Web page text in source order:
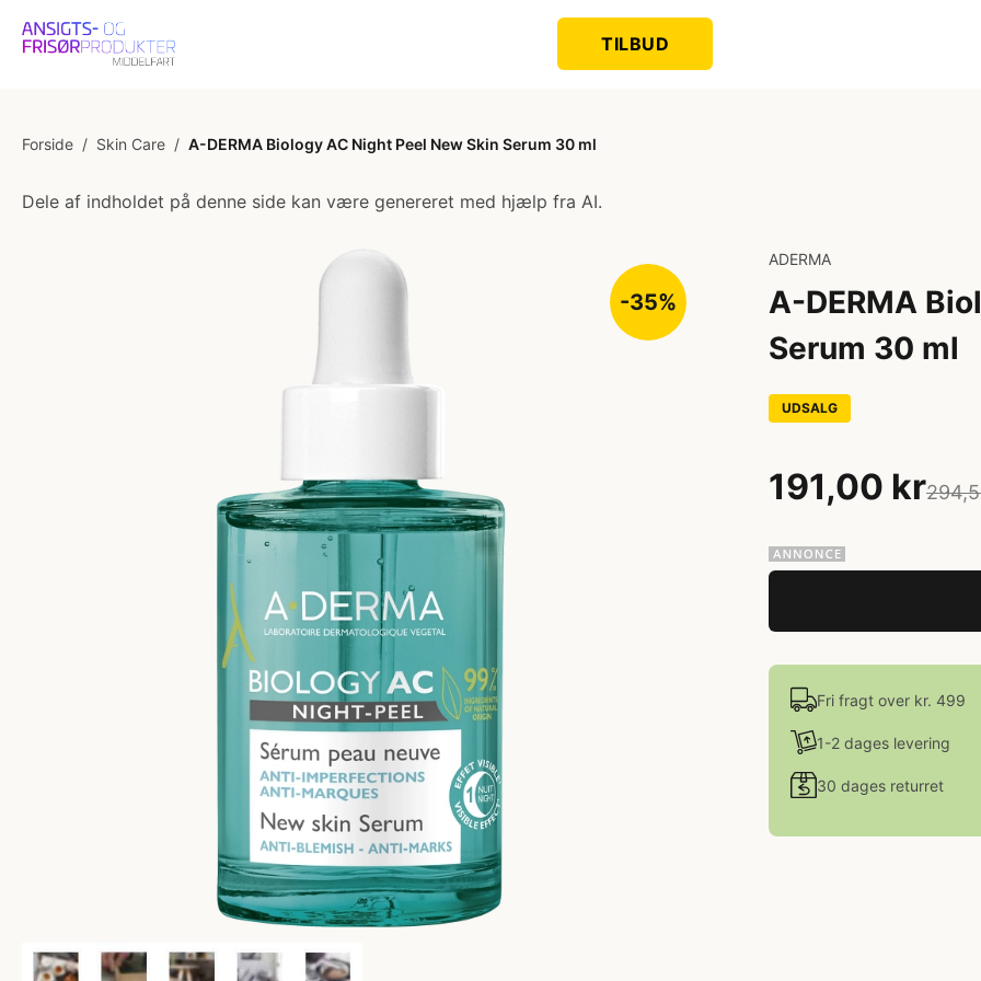
TILBUD
Forside / Skin Care / A-DERMA Biology AC Night Peel New Skin Serum 30 ml
Dele af indholdet på denne side kan være genereret med hjælp fra AI.
-35%
ADERMA
A-DERMA
Serum 30 ml
UDSALG
191,00 kr
Fri fragt over kr. 499
1-2 dages levering
30 dages returret